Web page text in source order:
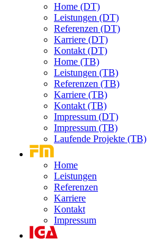
Home (DT)
Leistungen (DT)
Referenzen (DT)
Karriere (DT)
Kontakt (DT)
Home (TB)
Leistungen (TB)
Referenzen (TB)
Karriere (TB)
Kontakt (TB)
Impressum (DT)
Impressum (TB)
Laufende Projekte (TB)
Home
Leistungen
Referenzen
Karriere
Kontakt
Impressum